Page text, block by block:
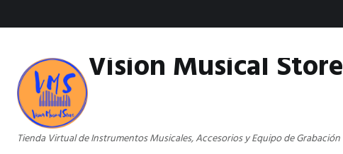
Vision Musical Store
Tienda Virtual de Instrumentos Musicales, Accesorios y Equipo de Grabación